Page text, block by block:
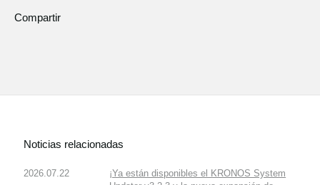
Compartir
Noticias relacionadas
2026.07.22
¡Ya están disponibles el KRONOS System